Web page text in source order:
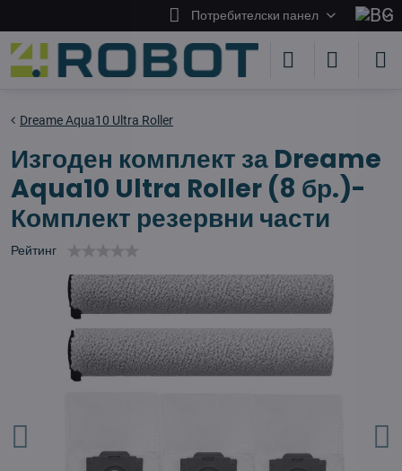
Потребителски панел
Dreame Aqua10 Ultra Roller
Изгоден комплект за Dreame
Aqua10 Ultra Roller (8 бр.)-
Комплект резервни части
Рейтинг